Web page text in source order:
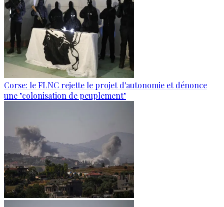
Corse: le FLNC rejette le projet d'autonomie et dénonce
une "colonisation de peuplement"